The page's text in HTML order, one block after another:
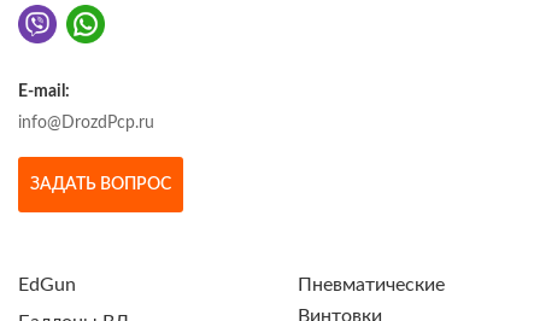
E-mail:
info@DrozdPcp.ru
ЗАДАТЬ ВОПРОС
EdGun
Пневматические
Винтовки